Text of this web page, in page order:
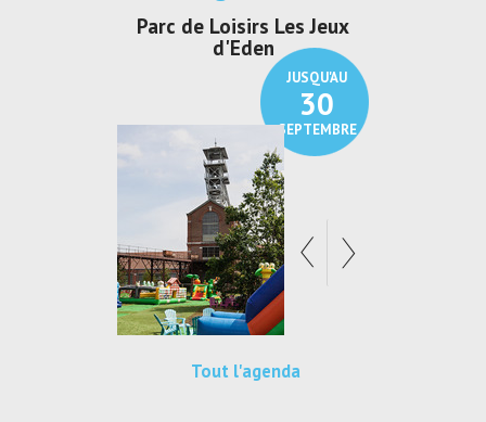
JUSQU'AU
30
SEPTEMBRE
Parc de Loisirs Les Jeux
d'Eden
Tout l'agenda